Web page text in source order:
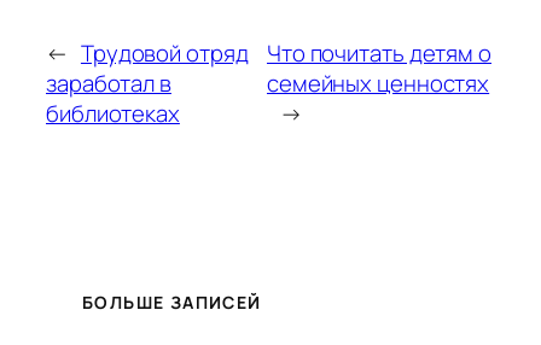
← Трудовой отряд
заработал в
библиотеках
Что почитать детям о
семейных ценностях
→
БОЛЬШЕ ЗАПИСЕЙ